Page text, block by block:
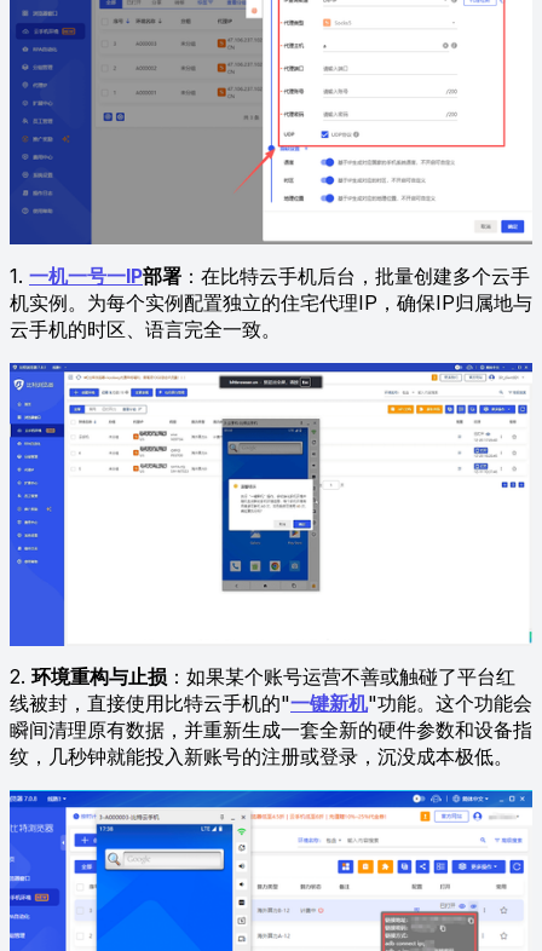
1. 一机一号一IP部署 ：在比特云手机后台，批量创建多个云手
机实例。为每个实例配置独立的住宅代理IP，确保IP归属地与
云手机的时区、语言完全一致。
2. 环境重构与止损 ：如果某个账号运营不善或触碰了平台红
线被封，直接使用比特云手机的"一键新机"功能。这个功能会
瞬间清理原有数据，并重新生成一套全新的硬件参数和设备指
纹，几秒钟就能投入新账号的注册或登录，沉没成本极低。